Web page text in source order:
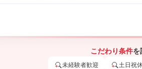
こだわり条件を
未経験者歓迎 土日祝